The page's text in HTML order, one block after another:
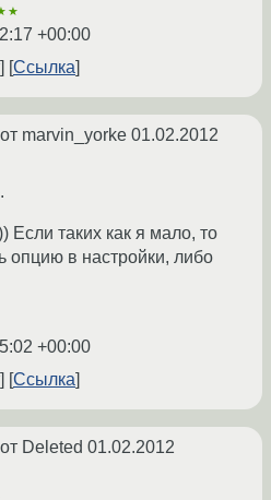
+00:00
Ссылка
от marvin_yorke 01.02.2012
Если таких как я мало, то
опцию в настройки, либо
+00:00
Ссылка
от Deleted 01.02.2012